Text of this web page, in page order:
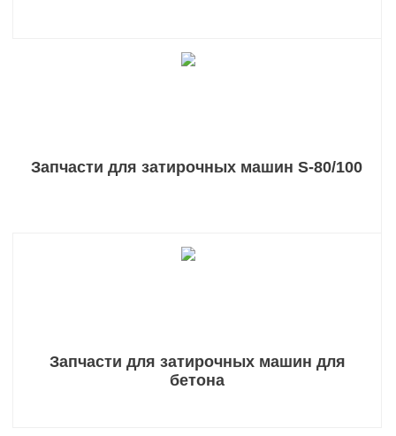
Запчасти для затирочных машин S-80/100
Запчасти для затирочных машин для
бетона